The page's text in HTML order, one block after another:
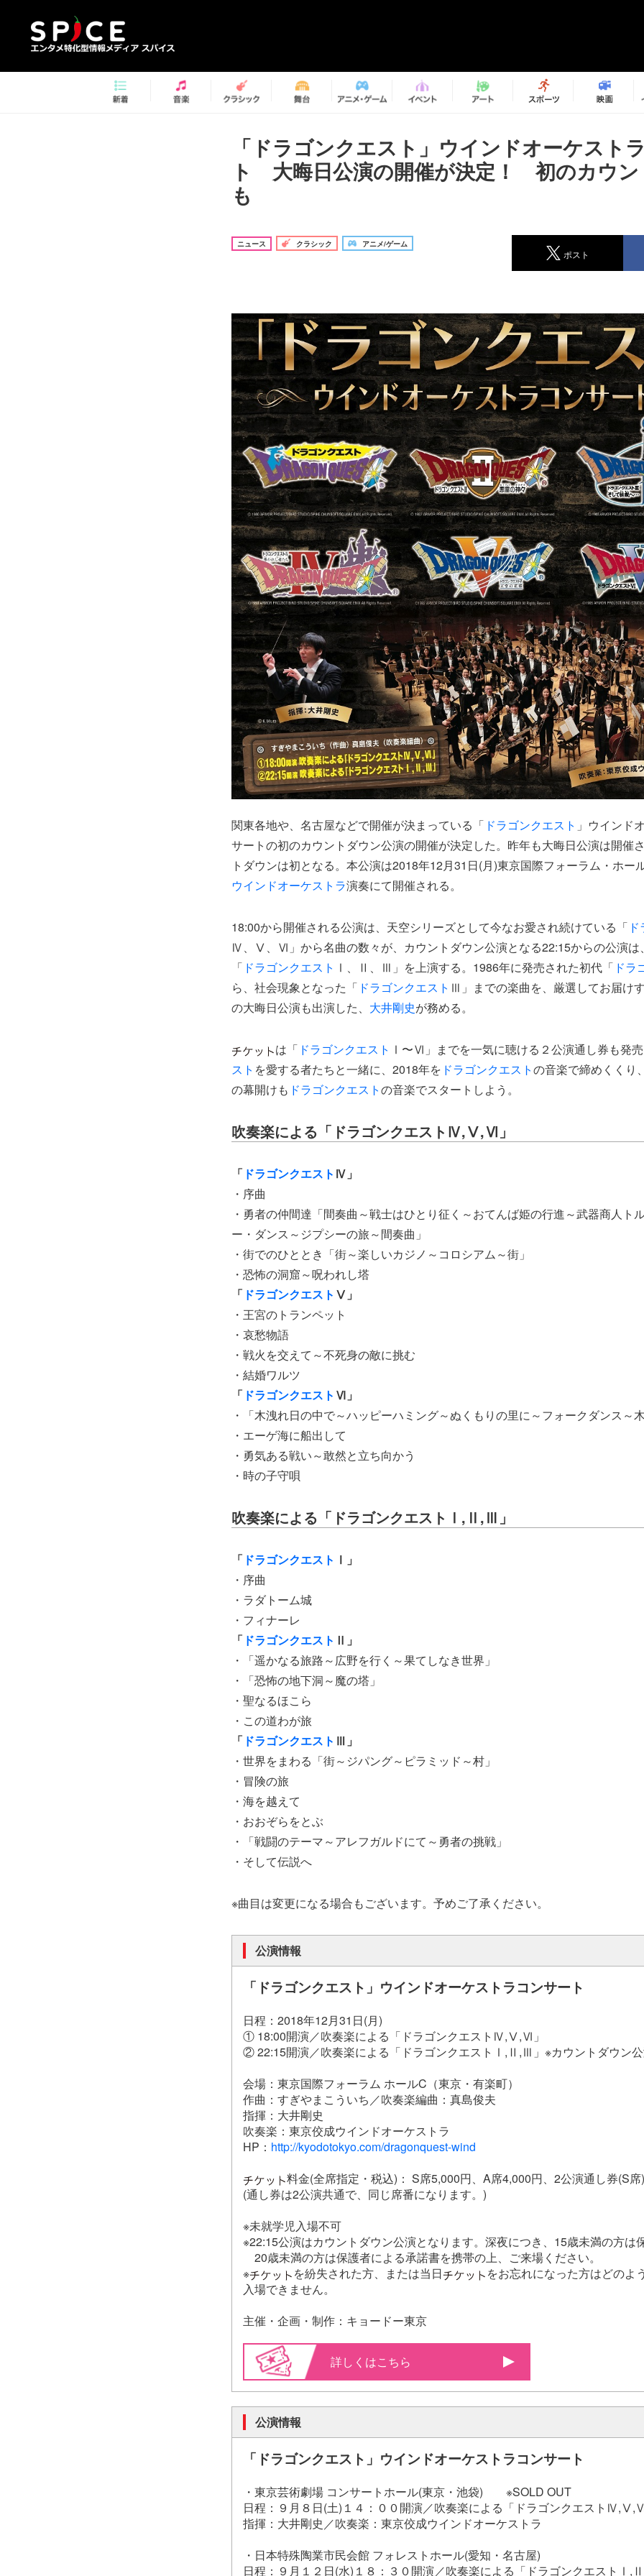
「ドラゴンクエスト」ウインドオーケスト
ト 大晦日公演の開催が決定！ 初のカウン
も
ニュース クラシック アニメ/ゲーム
ポスト
関東各地や、名古屋などで開催が決まっている「 ドラゴンクエスト 」ウインド
サートの初のカウントダウン公演の開催が決定した。昨年も大晦日公演は開催
トダウンは初となる。本公演は2018年12月31日(月)東京国際フォーラム・ホール
ウインドオーケストラ演奏にて開催される。
18:00から開催される公演は、天空シリーズとして今なお愛され続けている「
Ⅳ、Ⅴ、Ⅵ」から名曲の数々が、カウントダウン公演となる22:15からの公演は
「 ドラゴンクエスト Ⅰ、Ⅱ、Ⅲ」を上演する。1986年に発売された初代「 ドラ
ら、社会現象となった「 ドラゴンクエスト Ⅲ」までの楽曲を、厳選してお届け
の大晦日公演も出演した、 大井剛史が務める。
は「 ドラゴンクエスト Ⅰ〜Ⅵ」までを一気に聴ける２公演通し券も発売
スト を愛する者たちと一緒に、2018年を ドラゴンクエストの音楽で締めくくり
の幕開けも ドラゴンクエストの音楽でスタートしよう。
吹奏楽による「ドラゴンクエストⅣ,Ⅴ,Ⅵ」
「 ドラゴンクエスト Ⅳ」
・序曲
・勇者の仲間達「間奏曲～戦士はひとり征く～おてんば姫の行進～武器商人ト
ー・ダンス～ジプシーの旅～間奏曲」
・街でのひととき「街～楽しいカジノ～コロシアム～街」
・恐怖の洞窟～呪われし塔
「 ドラゴンクエスト Ⅴ」
・王宮のトランペット
・哀愁物語
・戦火を交えて～不死身の敵に挑む
・結婚ワルツ
「 ドラゴンクエスト Ⅵ」
・「木洩れ日の中で～ハッピーハミング～ぬくもりの里に～フォークダンス～
・エーゲ海に船出して
・勇気ある戦い～敢然と立ち向かう
・時の子守唄
吹奏楽による「ドラゴンクエストⅠ,Ⅱ,Ⅲ」
「 ドラゴンクエスト Ⅰ」
・序曲
・ラダトーム城
・フィナーレ
「 ドラゴンクエスト Ⅱ」
・「遥かなる旅路～広野を行く～果てしなき世界」
・「恐怖の地下洞～魔の塔」
・聖なるほこら
・この道わが旅
「 ドラゴンクエスト Ⅲ」
・世界をまわる「街～ジパング～ピラミッド～村」
・冒険の旅
・海を越えて
・おおぞらをとぶ
・「戦闘のテーマ～アレフガルドにて～勇者の挑戦」
・そして伝説へ
※曲目は変更になる場合もございます。予めご了承ください。
公演情報
「ドラゴンクエスト」ウインドオーケストラコンサート
日程：2018年12月31日(月)
① 18:00開演／吹奏楽による「ドラゴンクエストⅣ,Ⅴ,Ⅵ」
② 22:15開演／吹奏楽による「ドラゴンクエストⅠ,Ⅱ,Ⅲ」※カウントダウン
会場：東京国際フォーラム ホールC（東京・有楽町）
作曲：すぎやまこういち／吹奏楽編曲：真島俊夫
指揮：大井剛史
吹奏楽：東京佼成ウインドオーケストラ
HP： http://kyodotokyo.com/dragonquest-wind
料金(全席指定・税込)： S席5,000円、A席4,000円、2公演通し券(S席
(通し券は2公演共通で、同じ席番になります。)
※未就学児入場不可
※22:15公演はカウントダウン公演となります。深夜につき、15歳未満の方は
20歳未満の方は保護者による承諾書を携帯の上、ご来場ください。
※
を紛失された方、または当日
をお忘れになった方はどのよ
入場できません。
主催・企画・制作：キョードー東京
詳しくはこちら
公演情報
「ドラゴンクエスト」ウインドオーケストラコンサート
・東京芸術劇場 コンサートホール(東京・池袋) ※SOLD OUT
日程：９月８日(土)１４：００開演／吹奏楽による「ドラゴンクエストⅣ,Ⅴ,Ⅵ
指揮：大井剛史／吹奏楽：東京佼成ウインドオーケストラ
・日本特殊陶業市民会館 フォレストホール(愛知・名古屋)
日程：９月１２日(水)１８：３０開演／吹奏楽による「ドラゴンクエスト